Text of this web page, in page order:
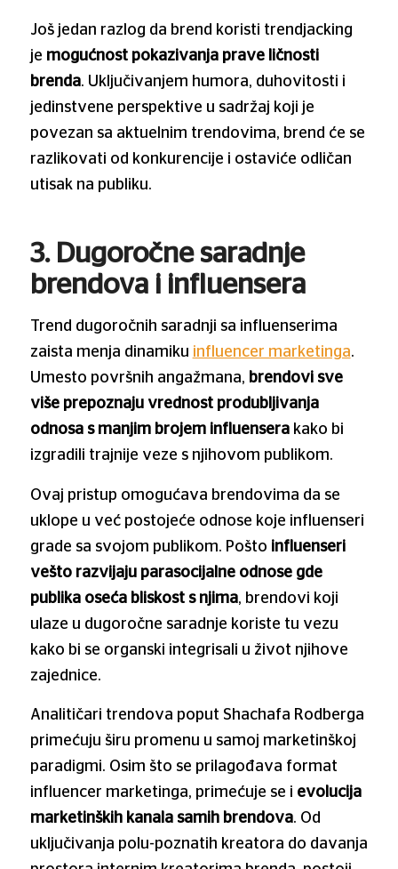
Još jedan razlog da brend koristi trendjacking
je mogućnost pokazivanja prave ličnosti
brenda. Uključivanjem humora, duhovitosti i
jedinstvene perspektive u sadržaj koji je
povezan sa aktuelnim trendovima, brend će se
razlikovati od konkurencije i ostaviće odličan
utisak na publiku.
3. Dugoročne saradnje
brendova i influensera
Trend dugoročnih saradnji sa influenserima
zaista menja dinamiku influencer marketinga.
Umesto površnih angažmana, brendovi sve
više prepoznaju vrednost produbljivanja
odnosa s manjim brojem influenserakako bi
izgradili trajnije veze s njihovom publikom.
Ovaj pristup omogućava brendovima da se
uklope u već postojeće odnose koje influenseri
grade sa svojom publikom. Pošto influenseri
vešto razvijaju parasocijalne odnose gde
publika oseća bliskost s njima, brendovi koji
ulaze u dugoročne saradnje koriste tu vezu
kako bi se organski integrisali u život njihove
zajednice.
Analitičari trendova poput Shachafa Rodberga
primećuju širu promenu u samoj marketinškoj
paradigmi. Osim što se prilagođava format
influencer marketinga, primećuje se i evolucija
marketinških kanala samih brendova. Od
uključivanja polu-poznatih kreatora do davanja